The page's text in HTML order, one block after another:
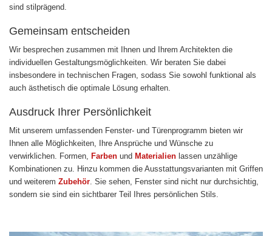
sind stilprägend.
Gemeinsam entscheiden
Wir besprechen zusammen mit Ihnen und Ihrem Architekten die
individuellen Gestaltungsmöglichkeiten. Wir beraten Sie dabei
insbesondere in technischen Fragen, sodass Sie sowohl funktional als
auch ästhetisch die optimale Lösung erhalten.
Ausdruck Ihrer Persönlichkeit
Mit unserem umfassenden Fenster- und Türenprogramm bieten wir
Ihnen alle Möglichkeiten, Ihre Ansprüche und Wünsche zu
verwirklichen. Formen, Farben und Materialien lassen unzählige
Kombinationen zu. Hinzu kommen die Ausstattungsvarianten mit Griffen
und weiterem Zubehör. Sie sehen, Fenster sind nicht nur durchsichtig,
sondern sie sind ein sichtbarer Teil Ihres persönlichen Stils.